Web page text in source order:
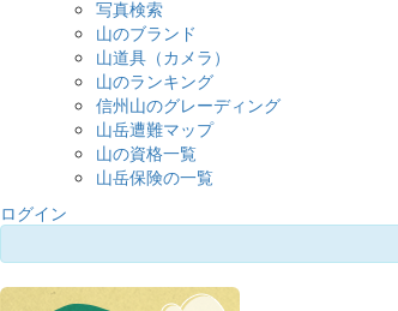
写真検索
山のブランド
山道具（カメラ）
山のランキング
信州山のグレーディング
山岳遭難マップ
山の資格一覧
山岳保険の一覧
ログイン